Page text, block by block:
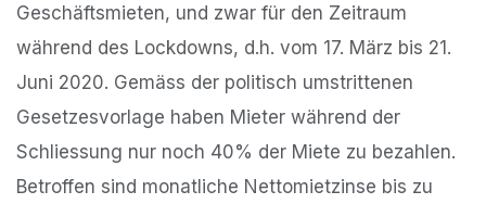
Geschäftsmieten, und zwar für den Zeitraum
während des Lockdowns, d.h. vom 17. März bis 21.
Juni 2020. Gemäss der politisch umstrittenen
Gesetzesvorlage haben Mieter während der
Schliessung nur noch 40% der Miete zu bezahlen.
Betroffen sind monatliche Nettomietzinse bis zu